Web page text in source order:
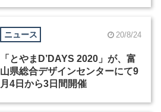
ニュース 20/8/24
「とやまD’DAYS 2020」が、富
山県総合デザインセンターにて9
月4日から3日間開催